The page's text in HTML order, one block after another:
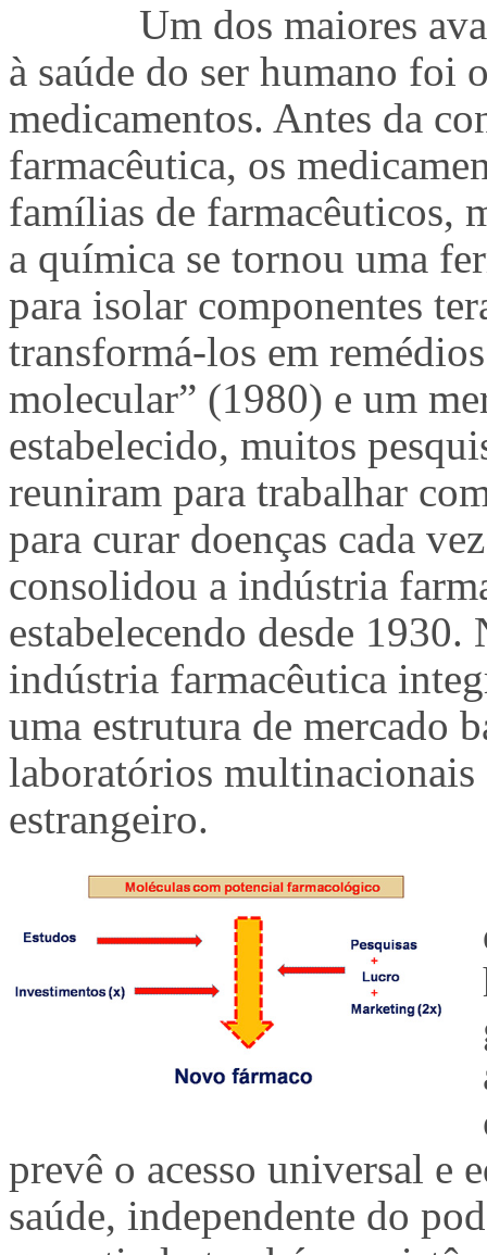
Um dos maiores
à saúde do ser humano foi
medicamentos. Antes da
farmacêutica, os
famílias de farmacêuticos,
a química se tornou uma
para isolar componentes
transformá-los em
molecular” (1980) e um
estabelecido, muitos
reuniram para trabalhar
para curar doenças cada
consolidou a indústria
estabelecendo desde
indústria farmacêutica
uma estrutura de mercado
laboratórios
estrangeiro.
prevê o acesso universal e
saúde, independente do